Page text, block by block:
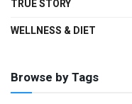
TRUE STORY
WELLNESS & DIET
Browse by Tags